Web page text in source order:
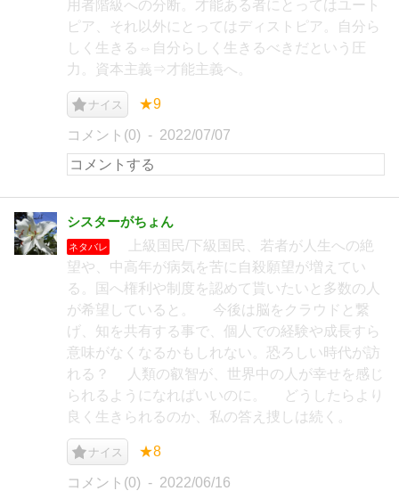
用者階級への分断。才能ある者にとってはユート
ピア、それ以外にとってはディストピア。自分ら
しく生きる⇔自分らしく生きるべきだという圧
力。資本主義⇒才能主義へ。
ナイス ★9
コメント(0) 2022/07/07
シスターがちょん
ネタバレ
上級国民/下級国民、若者が人生への絶
望や、中高年が病気を苦に自殺願望が増えてい
る。国へ権利や制度を認めて貰いたいと多数の人
が希望していると。 今後は脳をクラウドと繋
げ、知を共有する事で、個人での経験や成長すら
意味がなくなるかもしれない。恐ろしい時代が訪
れる？ 人類の叡智が、世界中の人が幸せを感じ
られるようになればいいのに。 どうしたらより
良く生きられるのか、私の答え捜しは続く。
ナイス ★8
コメント(0) 2022/06/16